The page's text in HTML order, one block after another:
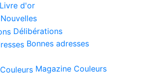
Livre d'or
Nouvelles
Délibérations
Bonnes adresses
Magazine Couleurs